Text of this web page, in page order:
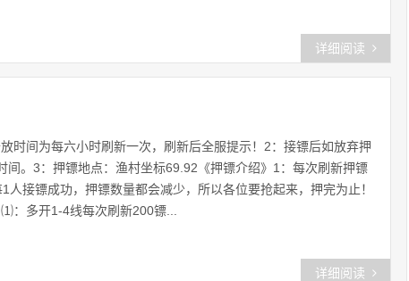
详细阅读
时间为每六小时刷新一次，刷新后全服提示！2：接镖后如放弃押
间。3：押镖地点：渔村坐标69.92《押镖介绍》1：每次刷新押镖
人接镖成功，押镖数量都会减少，所以各位要抢起来，押完为止！
：多开1-4线每次刷新200镖...
详细阅读